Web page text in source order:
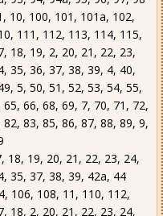
10, 100, 101, 101а, 102,
111, 112, 113, 114, 115,
18, 19, 2, 20, 21, 22, 23,
35, 36, 37, 38, 39, 4, 40,
5, 50, 51, 52, 53, 54, 55,
66, 68, 69, 7, 70, 71, 72,
83, 85, 86, 87, 88, 89, 9,
18, 19, 20, 21, 22, 23, 24,
35, 37, 38, 39, 42а, 44
106, 108, 11, 110, 112,
18, 2, 20, 21, 22, 23, 24,